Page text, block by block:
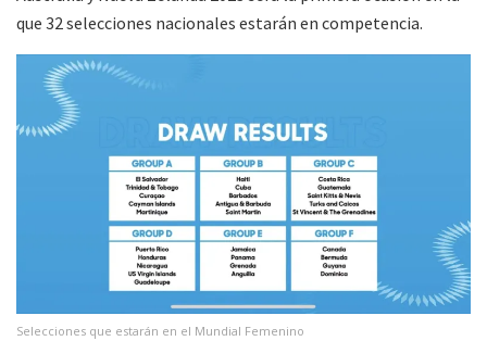
que 32 selecciones nacionales estarán en competencia.
Selecciones que estarán en el Mundial Femenino